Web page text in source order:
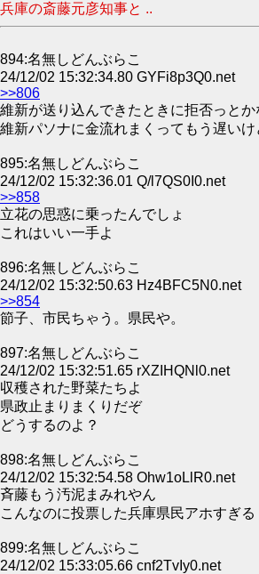
兵庫の斎藤元彦知事と ..
894:名無しどんぶらこ
24/12/02 15:32:34.80 GYFi8p3Q0.net
>>806
維新が送り込んできたときに拒否っとか
維新パソナに金流れまくってもう遅いけ
895:名無しどんぶらこ
24/12/02 15:32:36.01 Q/l7QS0I0.net
>>858
立花の思惑に乗ったんでしょ
これはいい一手よ
896:名無しどんぶらこ
24/12/02 15:32:50.63 Hz4BFC5N0.net
>>854
節子、市民ちゃう。県民や。
897:名無しどんぶらこ
24/12/02 15:32:51.65 rXZIHQNl0.net
収穫された野菜たちよ
県政止まりまくりだぞ
どうするのよ？
898:名無しどんぶらこ
24/12/02 15:32:54.58 Ohw1oLlR0.net
斉藤もう汚泥まみれやん
こんなのに投票した兵庫県民アホすぎる
899:名無しどんぶらこ
24/12/02 15:33:05.66 cnf2TvIy0.net